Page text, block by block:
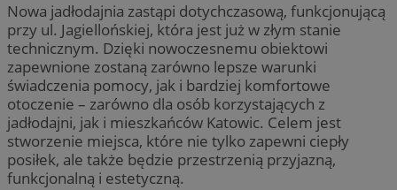
Nowa jadłodajnia zastąpi dotychczasową, funkcjonującą
przy ul. Jagiellońskiej, która jest już w złym stanie
technicznym. Dzięki nowoczesnemu obiektowi
zapewnione zostaną zarówno lepsze warunki
świadczenia pomocy, jak i bardziej komfortowe
otoczenie – zarówno dla osób korzystających z
jadłodajni, jak i mieszkańców Katowic. Celem jest
stworzenie miejsca, które nie tylko zapewni ciepły
posiłek, ale także będzie przestrzenią przyjazną,
funkcjonalną i estetyczną.